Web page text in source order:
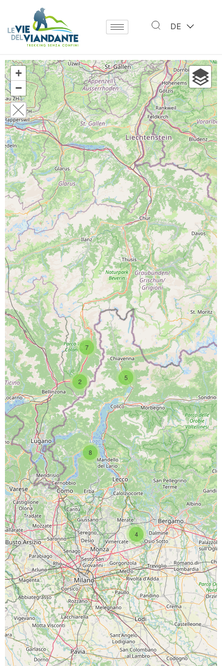
DE
4
8
5
2
7
+
−
PROGETTO CO-FINANZIATO DA:
CAPOFILA:
PARTNER DI PROGETTO:
SCARICA L'APP
PAGINE SOCIAL